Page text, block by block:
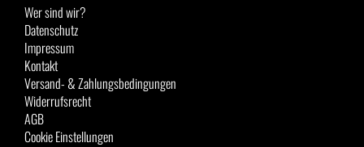
Wer sind wir?
Datenschutz
Impressum
Kontakt
Versand- & Zahlungsbedingungen
Widerrufsrecht
AGB
Cookie Einstellungen